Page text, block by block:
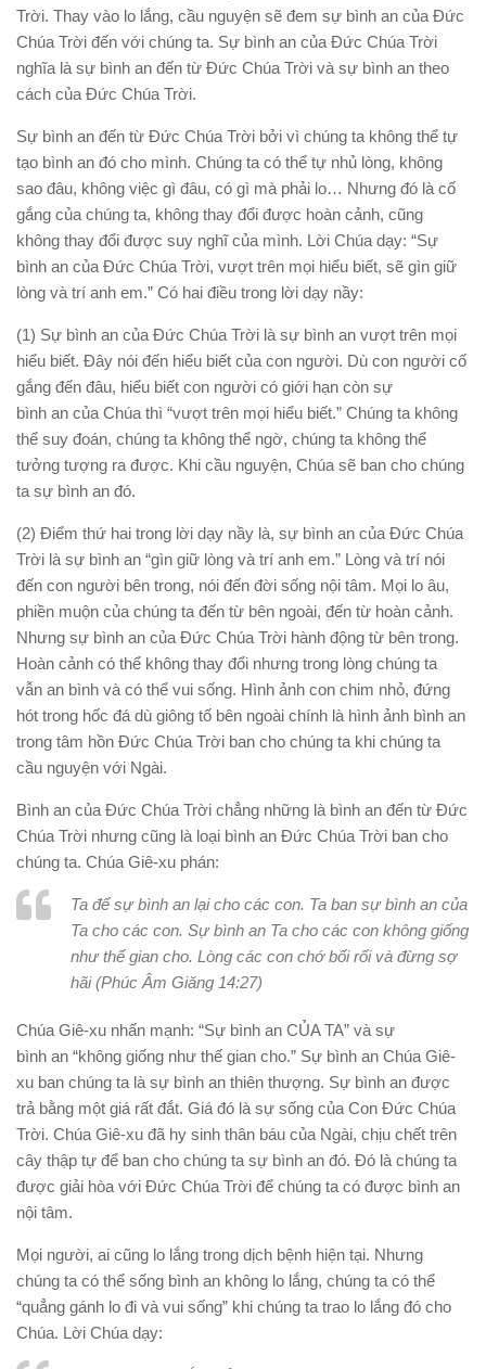
Trời. Thay vào lo lắng, cầu nguyện sẽ đem sự bình an của Đức
Chúa Trời đến với chúng ta. Sự bình an của Đức Chúa Trời
nghĩa là sự bình an đến từ Đức Chúa Trời và sự bình an theo
cách của Đức Chúa Trời.
Sự bình an đến từ Đức Chúa Trời bởi vì chúng ta không thể tự
tạo bình an đó cho mình. Chúng ta có thể tự nhủ lòng, không
sao đâu, không việc gì đâu, có gì mà phải lo… Nhưng đó là cố
gắng của chúng ta, không thay đổi được hoàn cảnh, cũng
không thay đổi được suy nghĩ của mình. Lời Chúa dạy: “Sự
bình an của Đức Chúa Trời, vượt trên mọi hiểu biết, sẽ gìn giữ
lòng và trí anh em.” Có hai điều trong lời dạy nầy:
(1) Sự bình an của Đức Chúa Trời là sự bình an vượt trên mọi
hiểu biết. Đây nói đến hiểu biết của con người. Dù con người cố
gắng đến đâu, hiểu biết con người có giới hạn còn sự
bình an của Chúa thì “vượt trên mọi hiểu biết.” Chúng ta không
thể suy đoán, chúng ta không thể ngờ, chúng ta không thể
tưởng tượng ra được. Khi cầu nguyện, Chúa sẽ ban cho chúng
ta sự bình an đó.
(2) Điểm thứ hai trong lời dạy nầy là, sự bình an của Đức Chúa
Trời là sự bình an “gìn giữ lòng và trí anh em.” Lòng và trí nói
đến con người bên trong, nói đến đời sống nội tâm. Mọi lo âu,
phiền muộn của chúng ta đến từ bên ngoài, đến từ hoàn cảnh.
Nhưng sự bình an của Đức Chúa Trời hành động từ bên trong.
Hoàn cảnh có thể không thay đổi nhưng trong lòng chúng ta
vẫn an bình và có thể vui sống. Hình ảnh con chim nhỏ, đứng
hót trong hốc đá dù giông tố bên ngoài chính là hình ảnh bình an
trong tâm hồn Đức Chúa Trời ban cho chúng ta khi chúng ta
cầu nguyện với Ngài.
Bình an của Đức Chúa Trời chẳng những là bình an đến từ Đức
Chúa Trời nhưng cũng là loại bình an Đức Chúa Trời ban cho
chúng ta. Chúa Giê-xu phán:
Ta để sự bình an lại cho các con. Ta ban sự bình an của
Ta cho các con. Sự bình an Ta cho các con không giống
như thế gian cho. Lòng các con chớ bối rối và đừng sợ
hãi (Phúc Âm Giăng 14:27)
Chúa Giê-xu nhấn mạnh: “Sự bình an CỦA TA” và sự
bình an “không giống như thế gian cho.” Sự bình an Chúa Giê-
xu ban chúng ta là sự bình an thiên thượng. Sự bình an được
trả bằng một giá rất đắt. Giá đó là sự sống của Con Đức Chúa
Trời. Chúa Giê-xu đã hy sinh thân báu của Ngài, chịu chết trên
cây thập tự để ban cho chúng ta sự bình an đó. Đó là chúng ta
được giải hòa với Đức Chúa Trời để chúng ta có được bình an
nội tâm.
Mọi người, ai cũng lo lắng trong dịch bệnh hiện tại. Nhưng
chúng ta có thể sống bình an không lo lắng, chúng ta có thể
“quẳng gánh lo đi và vui sống” khi chúng ta trao lo lắng đó cho
Chúa. Lời Chúa dạy: